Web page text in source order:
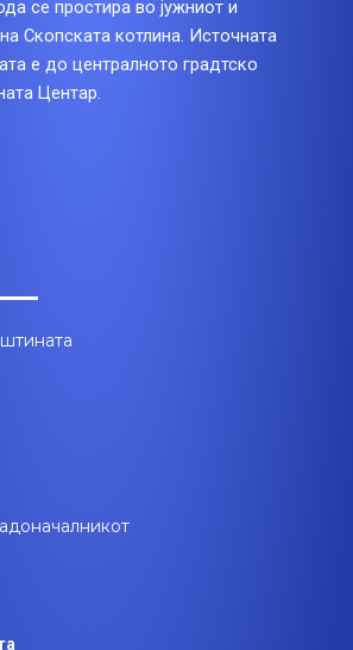
се простира во јужниот и
Скопската котлина. Источната
е до централното градтско
Центар.